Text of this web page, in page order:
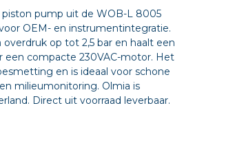
pump uit de WOB-L 8005
OEM- en instrumentintegratie.
op tot 2,5 bar en haalt een
een compacte 230VAC-motor. Het
en is ideaal voor schone
milieumonitoring. Olmia is
Direct uit voorraad leverbaar.